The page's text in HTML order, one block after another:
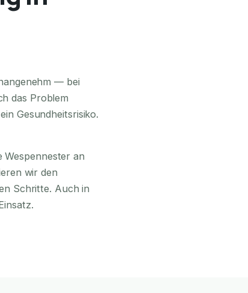
— bei
das Problem
Gesundheitsrisiko.
an
wir den
Schritte. Auch in